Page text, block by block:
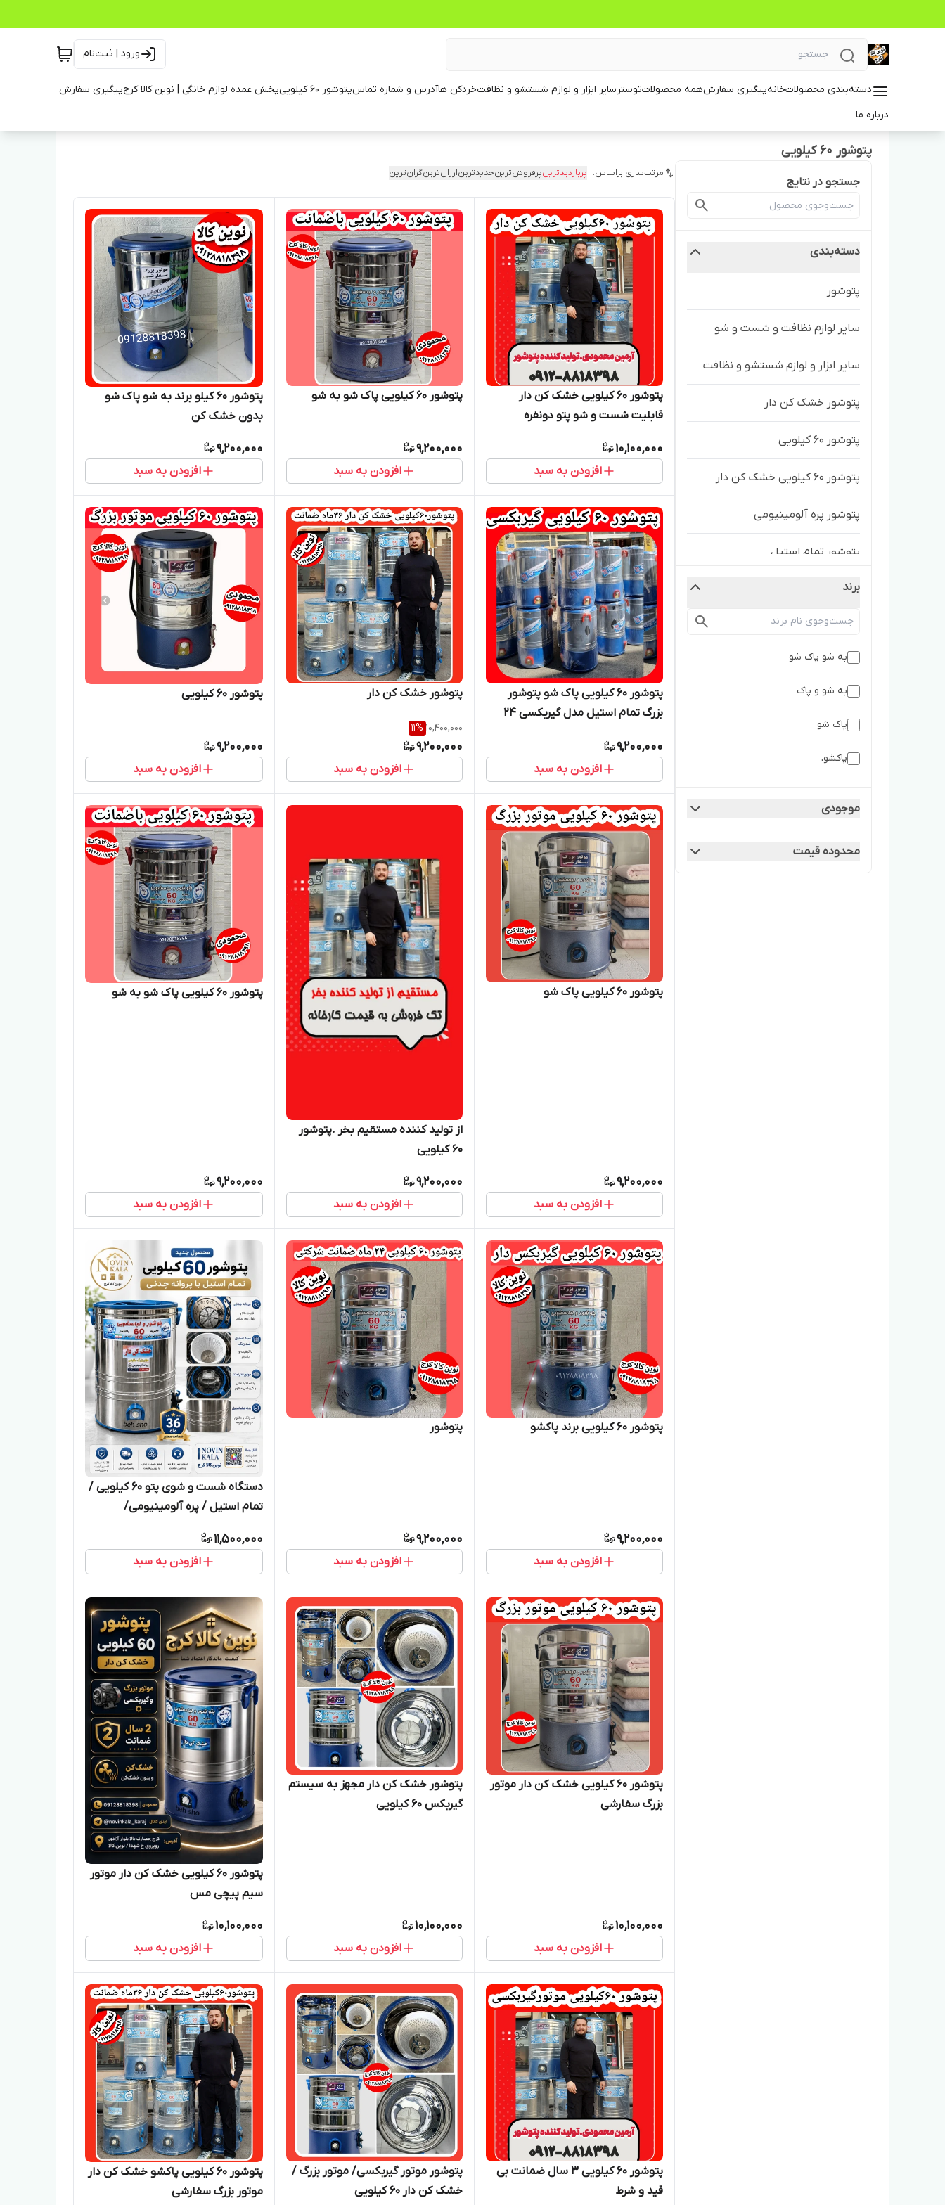
ورود | ثبت‌نام
دسته‌بندی محصولاتخانهپیگیری سفارشهمه محصولاتتوسترسایر ابزار و لوازم شستشو و نظافتخردکن هاآدرس و شماره تماسپتوشور ۶۰ کیلویی پخش عمده لوازم خانگی | نوین کالا کرجپیگیری سفارش
درباره ما
پتوشور 60 کیلویی
جستجو در نتایج
دسته‌بندی
پتوشور
سایر لوازم نظافت و شست و شو
سایر ابزار و لوازم شستشو و نظافت
پتوشور خشک کن دار
پتوشور ۶۰ کیلویی
پتوشور ۶۰ کیلویی خشک کن دار
پتوشور پره آلومینیومی
پتوشور تمام استیل
برند
به شو پاک شو
به شو و پاک
پاک شو
پاکشو،
موجودی
محدوده قیمت
مرتب‌سازی براساس: پربازدیدترینپرفروش‌ترینجدیدترینارزان‌ترینگران‌ترین
پتوشور ۶۰ کیلویی خشک کن دار
قابلیت شست و شو پتو دونفره
10,100,000
افزودن به سبد
پتوشور ۶۰ کیلویی پاک شو به شو
9,200,000
افزودن به سبد
پتوشور 60 کیلو برند به شو پاک شو
بدون خشک کن
9,200,000
افزودن به سبد
پتوشور ۶۰ کیلویی پاک شو پتوشور
بزرگ تمام استیل مدل گیربکسی ۲۴
9,200,000
افزودن به سبد
پتوشور خشک کن دار
10,400,000
11%
9,200,000
افزودن به سبد
پتوشور ۶۰ کیلویی
9,200,000
افزودن به سبد
پتوشور ۶۰ کیلویی پاک شو
9,200,000
افزودن به سبد
از تولید کننده مستقیم بخر .پتوشور
۶۰ کیلویی
9,200,000
افزودن به سبد
پتوشور ۶۰ کیلویی پاک شو به شو
9,200,000
افزودن به سبد
پتوشور ۶۰ کیلویی برند پاکشو
9,200,000
افزودن به سبد
پتوشور
9,200,000
افزودن به سبد
دستگاه شست و شوی پتو ۶۰ کیلویی /
تمام استیل / پره آلومینیومی/
11,500,000
افزودن به سبد
پتوشور ۶۰ کیلویی خشک کن دار موتور
بزرگ سفارشی
10,100,000
افزودن به سبد
پتوشور خشک کن دار مجهز به سیستم
گیربکس ۶۰ کیلویی
10,100,000
افزودن به سبد
پتوشور ۶۰ کیلویی خشک کن دار موتور
سیم پیچی مس
10,100,000
افزودن به سبد
پتوشور ۶۰ کیلویی ۳ سال ضمانت بی
قید و شرط
پتوشور موتور گیربکسی/ موتور بزرگ /
خشک کن دار ۶۰ کیلویی
پتوشور 60 کیلویی پاکشو خشک کن دار
موتور بزرگ سفارشی